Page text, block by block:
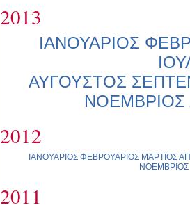
2013
ΙΑΝΟΥΑΡΙΟΣ
ΑΥΓΟΥΣΤΟΣ
ΝΟΕΜΒΡΙΟΣ
2012
ΙΑΝΟΥΑΡΙΟΣ ΦΕΒΡΟΥΑΡΙΟΣ ΜΑΡΤΙΟΣ
ΝΟΕΜΒΡΙΟΣ
2011